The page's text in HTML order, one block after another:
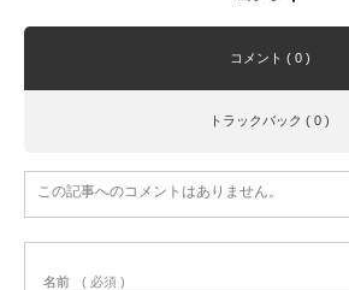
コメント ( 0 )
トラックバック ( 0 )
この記事へのコメントはありません。
名前 ( 必須 )